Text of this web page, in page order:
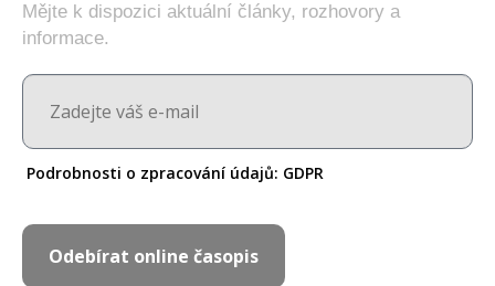
Mějte k dispozici aktuální články, rozhovory a
informace.
Podrobnosti o zpracování údajů: GDPR
Odebírat online časopis